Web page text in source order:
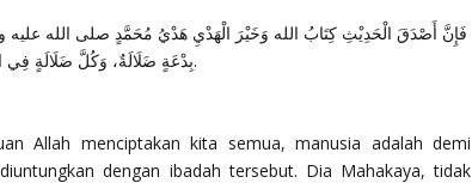
فَإِنَّ أَصْدَقَ الْحَدِيْثِ كِتَابُ الله وَخَيْرَ الْهَدْيِ هَدْيُ مُحَمَّدٍ صلى الله عليه
بِدْعَةٍ ضَلَالَةٌ، وَكُلَّ ضَلَالَةٍ فِي النَّارِ. اللهم صَل عَلَى مُحَمدٍ، وَعَلَى أله وَصَحْبِهِ وَسَلمْ.
Allah menciptakan kita semua, manusia adalah demi
dengan ibadah tersebut. Dia Mahakaya, tidak